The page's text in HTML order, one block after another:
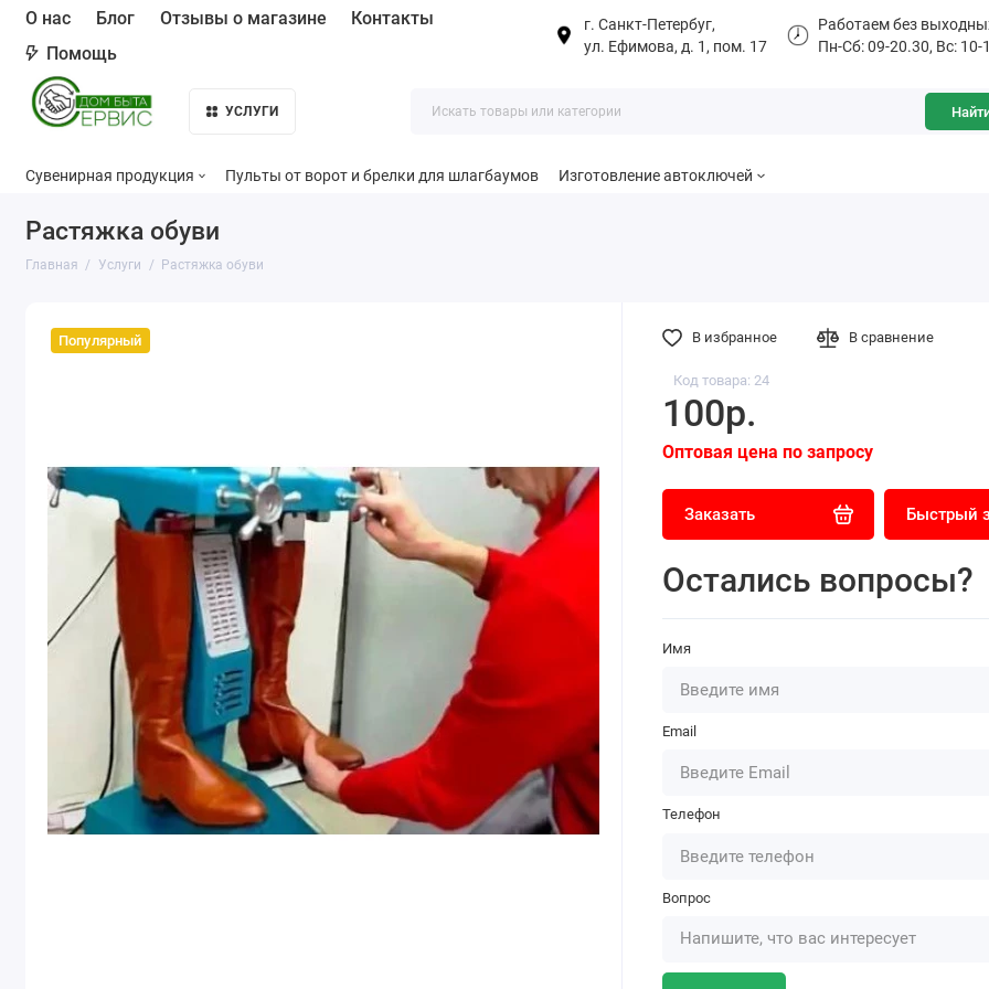
О нас Блог Отзывы о магазине
Контакты
Помощь
г. Санкт-Петербуг,
ул. Ефимова, д. 1, пом. 17
Работаем без
Пн-Сб: 09-20.30, Вс: 10-
УСЛУГИ
Сувенирная продукция Пульты от ворот и брелки для шлагбаумов Изготовление автоключей
Растяжка обуви
Главная Услуги Растяжка обуви
Популярный
Код товара: 24
100р.
Оптовая цена по запросу
Заказать Быстрый
Остались вопросы?
Имя
Email
Телефон
Вопрос
В избранное В сравнение